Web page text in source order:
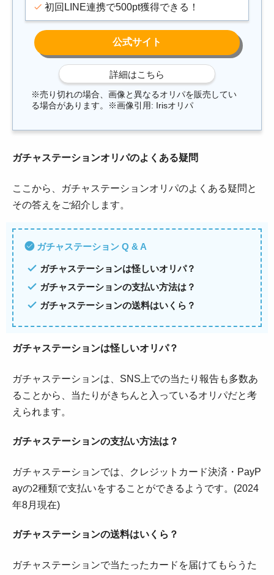
初回LINE連携で500pt獲得できる！
※売り切れの場合、画像と異なるオリパを販売してい
る場合があります。※画像引用: Irisオリパ
ガチャステーションオリパのよくある疑問
ここから、ガチャステーションオリパのよくある疑問と
その答えをご紹介します。
ガチャステーション Q & A
ガチャステーションは怪しいオリパ？
ガチャステーションの支払い方法は？
ガチャステーションの送料はいくら？
ガチャステーションは怪しいオリパ？
ガチャステーションは、SNS上での当たり報告も多数あ
ることから、当たりがきちんと入っているオリパだと考
えられます。
ガチャステーションの支払い方法は？
ガチャステーションでは、クレジットカード決済・PayP
ayの2種類で支払いをすることができるようです。(2024
年8月現在)
ガチャステーションの送料はいくら？
ガチャステーションで当たったカードを届けてもらうた